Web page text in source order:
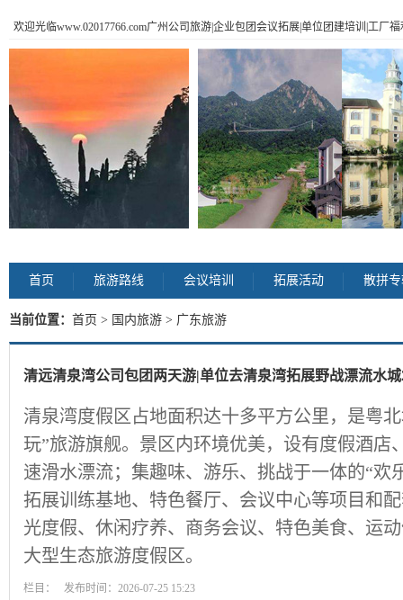
欢迎光临www.02017766.com广州公司旅游|企业包团会议拓展|单位团建培训|工厂
首页 旅游路线 会议培训 拓展活动 散拼
当前位置： 首页 > 国内旅游 > 广东旅游
清远清泉湾公司包团两天游|单位去清泉湾拓展野战漂流水
清泉湾度假区占地面积达十多平方公里，是粤
玩”旅游旗舰。景区内环境优美，设有度假酒店
速滑水漂流；集趣味、游乐、挑战于一体的“欢
拓展训练基地、特色餐厅、会议中心等项目和
光度假、休闲疗养、商务会议、特色美食、运
大型生态旅游度假区。
栏目： 发布时间：2026-07-25 15:23